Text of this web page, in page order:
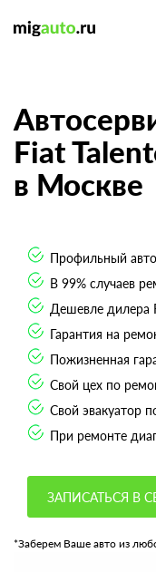
Fiat
в Москве
Профильный
В 99% случаев
Дешевле дилера
Гарантия на
Пожизненная
Свой цех по
Свой эвакуатор
При ремонте
ЗАПИСАТЬСЯ В
*Заберем Ваше авто из